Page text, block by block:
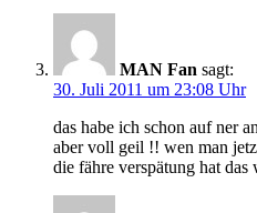
MAN Fan sagt:
30. Juli 2011 um 23:08 Uhr
das habe ich schon auf ner
aber voll geil !! wen man
die fähre verspätung hat das